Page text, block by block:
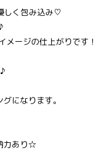
しく包み込み♡
メージの仕上がりです！
になります。
力あり☆